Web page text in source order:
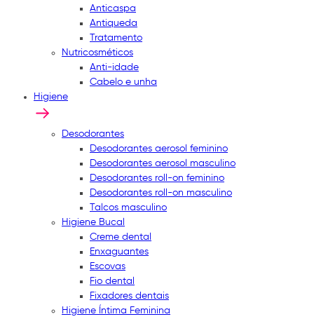
Anticaspa
Antiqueda
Tratamento
Nutricosméticos
Anti-idade
Cabelo e unha
Higiene
Desodorantes
Desodorantes aerosol feminino
Desodorantes aerosol masculino
Desodorantes roll-on feminino
Desodorantes roll-on masculino
Talcos masculino
Higiene Bucal
Creme dental
Enxaguantes
Escovas
Fio dental
Fixadores dentais
Higiene Íntima Feminina